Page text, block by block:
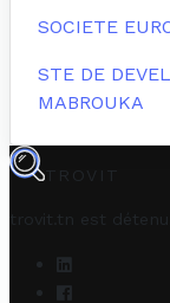
SOCIETE
STE DE
MABROUKA
TROVIT
trovit.tn est